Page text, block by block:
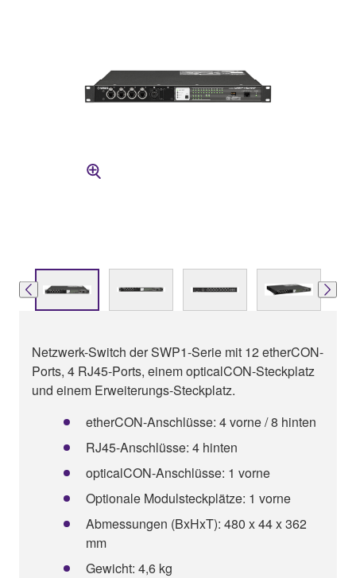
Netzwerk-Switch der SWP1-Serie mit 12 etherCON-
Ports, 4 RJ45-Ports, einem opticalCON-Steckplatz
und einem Erweiterungs-Steckplatz.
etherCON-Anschlüsse: 4 vorne / 8 hinten
RJ45-Anschlüsse: 4 hinten
opticalCON-Anschlüsse: 1 vorne
Optionale Modulsteckplätze: 1 vorne
Abmessungen (BxHxT): 480 x 44 x 362
mm
Gewicht: 4,6 kg